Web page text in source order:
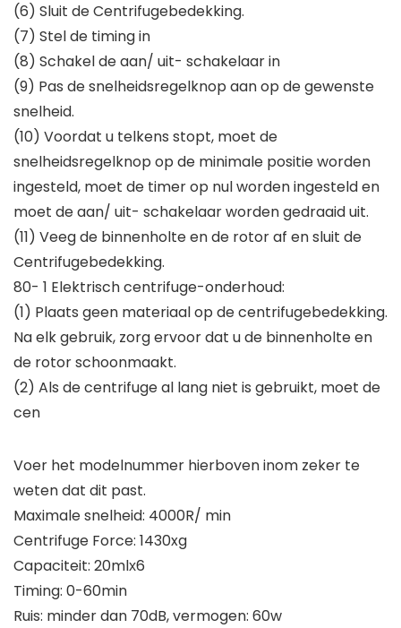
(6) Sluit de Centrifugebedekking.
(7) Stel de timing in
(8) Schakel de aan/ uit- schakelaar in
(9) Pas de snelheidsregelknop aan op de gewenste
snelheid.
(10) Voordat u telkens stopt, moet de
snelheidsregelknop op de minimale positie worden
ingesteld, moet de timer op nul worden ingesteld en
moet de aan/ uit- schakelaar worden gedraaid uit.
(11) Veeg de binnenholte en de rotor af en sluit de
Centrifugebedekking.
80- 1 Elektrisch centrifuge-onderhoud:
(1) Plaats geen materiaal op de centrifugebedekking.
Na elk gebruik, zorg ervoor dat u de binnenholte en
de rotor schoonmaakt.
(2) Als de centrifuge al lang niet is gebruikt, moet de
cen
Voer het modelnummer hierboven inom zeker te
weten dat dit past.
Maximale snelheid: 4000R/ min
Centrifuge Force: 1430xg
Capaciteit: 20mlх6
Timing: 0-60min
Ruis: minder dan 70dB, vermogen: 60w